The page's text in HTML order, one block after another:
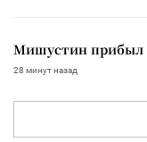
Мишустин прибыл
28 минут назад